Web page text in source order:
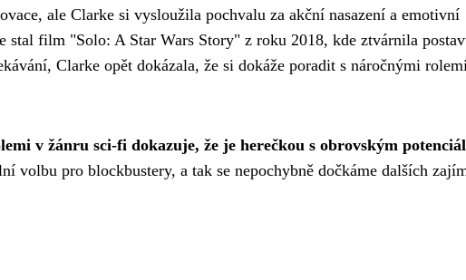
ale Clarke si vysloužila pochvalu za akční nasazení a emotivní
stal film "Solo: A Star Wars Story" z roku 2018, kde ztvárnila
Clarke opět dokázala, že si dokáže poradit s náročnými
v žánru sci-fi dokazuje, že je herečkou s obrovským
volbu pro blockbustery, a tak se nepochybně dočkáme dalších